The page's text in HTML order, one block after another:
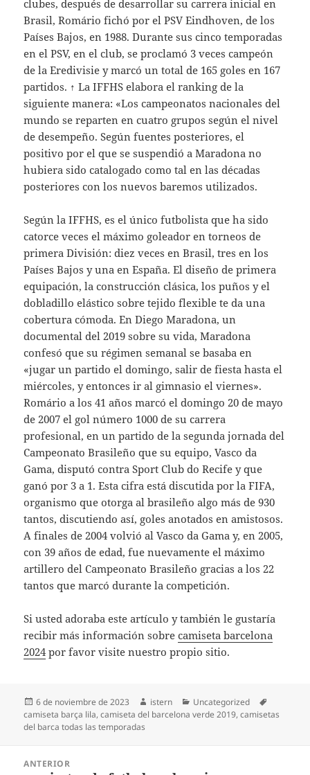
clubes, después de desarrollar su carrera inicial en
Brasil, Romário fichó por el PSV Eindhoven, de los
Países Bajos, en 1988. Durante sus cinco temporadas
en el PSV, en el club, se proclamó 3 veces campeón
de la Eredivisie y marcó un total de 165 goles en 167
partidos. ↑ La IFFHS elabora el ranking de la
siguiente manera: «Los campeonatos nacionales del
mundo se reparten en cuatro grupos según el nivel
de desempeño. Según fuentes posteriores, el
positivo por el que se suspendió a Maradona no
hubiera sido catalogado como tal en las décadas
posteriores con los nuevos baremos utilizados.
Según la IFFHS, es el único futbolista que ha sido
catorce veces el máximo goleador en torneos de
primera División: diez veces en Brasil, tres en los
Países Bajos y una en España. El diseño de primera
equipación, la construcción clásica, los puños y el
dobladillo elástico sobre tejido flexible te da una
cobertura cómoda. En Diego Maradona, un
documental del 2019 sobre su vida, Maradona
confesó que su régimen semanal se basaba en
«jugar un partido el domingo, salir de fiesta hasta el
miércoles, y entonces ir al gimnasio el viernes».
Romário a los 41 años marcó el domingo 20 de mayo
de 2007 el gol número 1000 de su carrera
profesional, en un partido de la segunda jornada del
Campeonato Brasileño que su equipo, Vasco da
Gama, disputó contra Sport Club do Recife y que
ganó por 3 a 1. Esta cifra está discutida por la FIFA,
organismo que otorga al brasileño algo más de 930
tantos, discutiendo así, goles anotados en amistosos.
A finales de 2004 volvió al Vasco da Gama y, en 2005,
con 39 años de edad, fue nuevamente el máximo
artillero del Campeonato Brasileño gracias a los 22
tantos que marcó durante la competición.
Si usted adoraba este artículo y también le gustaría
recibir más información sobrecamiseta barcelona
2024por favor visite nuestro propio sitio.
Publicado
el
6 de noviembre de 2023 Autor
istern Categorías
Uncategorized
camiseta barça lila,camiseta del barcelona verde 2019,camisetas
del barca todas las temporadas
ANTERIOR